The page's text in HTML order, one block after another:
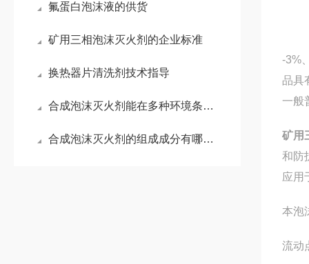
氟蛋白泡沫液的供货
矿用三相泡沫灭火剂的企业标准
换热器片清洗剂技术指导
合成泡沫灭火剂能在多种环境条件下保持稳定
合成泡沫灭火剂的组成成分有哪些？
-3%
品具
一般
矿用
和防
应用
本泡
流动